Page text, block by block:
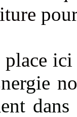
place